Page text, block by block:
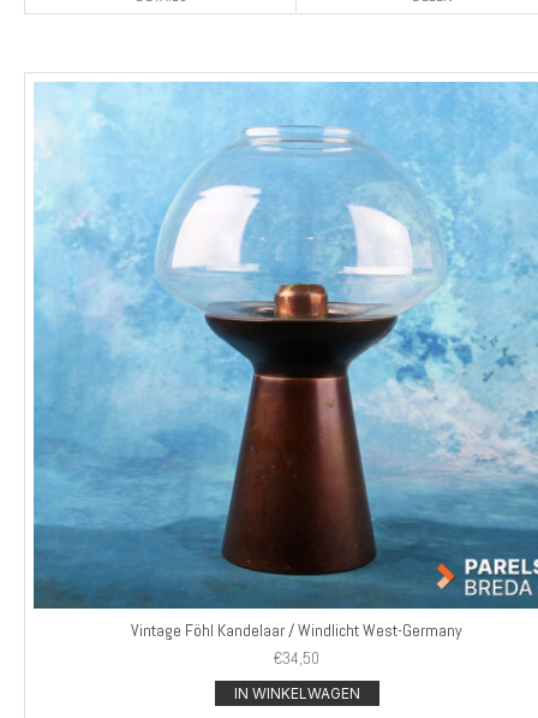
Vintage Föhl Kandelaar / Windlicht West-Germany
€34,50
IN WINKELWAGEN